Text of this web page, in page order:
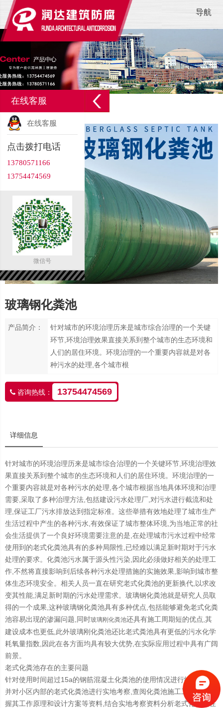
导航
玻璃钢化粪池
产品简介：
针对城市的环境治理历来是城市综合治理的一个关键
环节,环境治理效果直接关系到整个城市的生态环境和
人们的居住环境。环境治理的一个重要内容就是对各
种污水的处理,各个城市根
咨询热线： 13754474569
详细信息
针对城市的环境治理历来是城市综合治理的一个关键环节,环境治理效
果直接关系到整个城市的生态环境和人们的居住环境。环境治理的一
个重要内容就是对各种污水的处理,各个城市根据当地具体环境和治理
需要,采取了多种治理方法,包括建设污水处理厂,对污水进行截流和处
理,保证工厂污水排放达到指定标准。这些举措有效地处理了城市生产
生活过程中产生的各种污水,有效保证了城市整体环境,为当地正常的社
会生活提供了一个良好环境需要注意的是,在处理城市污水过程中经常
使用到的老式化粪池具有的多种局限性,已经难以满足新时期对于污水
处理的要求。化粪池污水属于源头性污染,因此必须做好相关的处理工
作,不然将直接影响到后续各种污水处理措施的实施效果,影响到城市整
体生态环境安全。相关人员一直在研究老式化粪池的更新换代,以求改
变其性能,满足新时期的污水处理需求。玻璃钢化粪池就是研究人员取
得的一个成果,这种玻璃钢化粪池具有多种优点,包括能够避免老式化粪
池容易出现的渗漏问题,同时玻璃刚化粪池还具有施工周期短的优点,其
建设成本也更低,此外玻璃刚化粪池还比老式粪池具有更低的污水化学
耗氧量指数,因此在各方面均具有较大优势,在实际应用过程中具有广阔
前景。
老式化粪池存在的主要问题
针对使用时间超过15a的钢筋混凝土化粪池的使用情况进行统计分析,
并对小区内部的老式化粪池进行实地考察,查阅化粪池施工工艺,准确掌
握其工作原理和设计方案等资料,结合实地考察资料分析老式化粪池在
在线客服
在线客服
点击拨打电话
13780571166
13754474569
微信号